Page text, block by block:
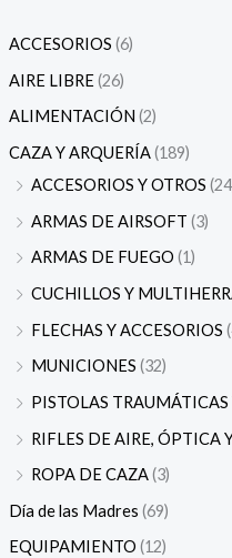
ACCESORIOS (6)
AIRE LIBRE(26)
ALIMENTACIÓN (2)
CAZA Y ARQUERÍA(189)
ACCESORIOS Y OTROS
ARMAS DE AIRSOFT (3)
ARMAS DE FUEGO (1)
CUCHILLOS Y
FLECHAS Y ACCESORIOS
MUNICIONES (32)
PISTOLAS TRAUMÁTICAS
RIFLES DE AIRE, ÓPTICA
ROPA DE CAZA(3)
Día de las Madres (69)
EQUIPAMIENTO (12)